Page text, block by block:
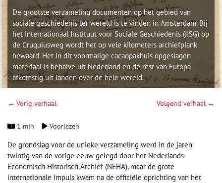
De grootste verzameling documenten op het gebied van
sociale geschiedenis ter wereld is te vinden in Amsterdam. Bij
het Internationaal Instituut voor Sociale Geschiedenis (IISG) op
de Cruquiusweg wordt het op vele kilometers archiefplank
bewaard. Het in dit voormalige cacaopakhuis opgeslagen
materiaal is behalve uit Nederland en de rest van Europa
afkomstig uit landen over de hele wereld.
← Vorig verhaal Volgend verhaal →
1 min Voorlezen
De grondslag voor de unieke verzameling werd in de jaren
twintig van de vorige eeuw gelegd door het Nederlands
Economisch Historisch Archief (NEHA), maar de grote
internationale impuls kwam na de officiële oprichting van het